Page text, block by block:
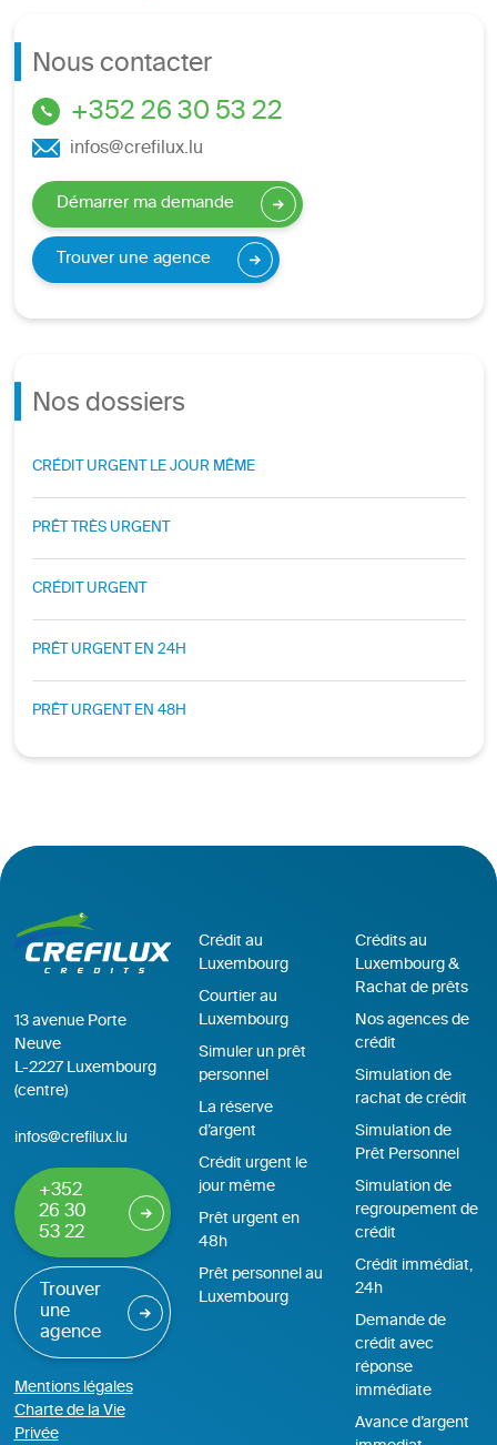
Nous contacter
+352 26 30 53 22
infos@crefilux.lu
Démarrer ma demande
Trouver une agence
Nos dossiers
CRÉDIT URGENT LE JOUR MÊME
PRÊT TRÈS URGENT
CRÉDIT URGENT
PRÊT URGENT EN 24H
PRÊT URGENT EN 48H
13 avenue Porte
Neuve
L-2227 Luxembourg
(centre)
infos@crefilux.lu
+352
26 30
53 22
Trouver
une
agence
Mentions légales
Charte de la Vie
Privée
Crédit au
Luxembourg
Courtier au
Luxembourg
Simuler un prêt
personnel
La réserve
d’argent
Crédit urgent le
jour même
Prêt urgent en
48h
Prêt personnel au
Luxembourg
Crédits au
Luxembourg &
Rachat de prêts
Nos agences de
crédit
Simulation de
rachat de crédit
Simulation de
Prêt Personnel
Simulation de
regroupement de
crédit
Crédit immédiat,
24h
Demande de
crédit avec
réponse
immédiate
Avance d’argent